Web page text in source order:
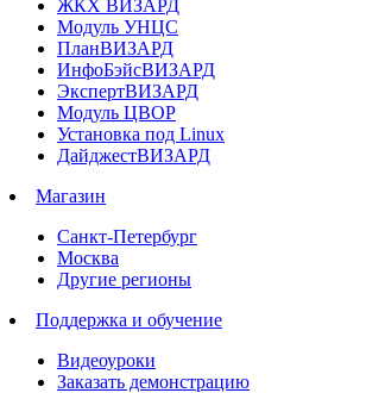
ЖКХ ВИЗАРД
Модуль УНЦС
ПланВИЗАРД
ИнфоБэйсВИЗАРД
ЭкспертВИЗАРД
Модуль ЦВОР
Установка под Linux
ДайджестВИЗАРД
Магазин
Санкт-Петербург
Москва
Другие регионы
Поддержка и обучение
Видеоуроки
Заказать демонстрацию